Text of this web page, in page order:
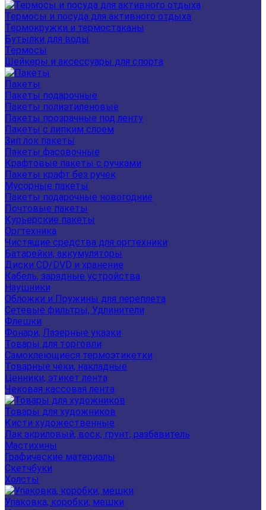
Термосы и посуда для активного отдыха
Термокружки и термостаканы
Бутылки для воды
Термосы
Шейкеры и аксессуары для спорта
Пакеты
Пакеты подарочные
Пакеты полиэтиленовые
Пакеты прозрачные под ленту
Пакеты с липким слоем
Зип лок пакеты
Пакеты фасовочные
Крафтовые пакеты с ручками
Пакеты крафт без ручек
Мусорные пакеты
Пакеты подарочные новогодние
Почтовые пакеты
Курьерские пакеты
Оргтехника
Чистящие средства для оргтехники
Батарейки, аккумуляторы
Диски CD/DVD и хранение
Кабель, зарядные устройства
Наушники
Обложки и Пружины для переплета
Сетевые фильтры, Удлинители
Флешки
Фонари, Лазерные указки
Товары для торговли
Самоклеющиеся термоэтикетки
Товарные чеки, накладные
Ценники, этикет лента
Чековая кассовая лента
Товары для художников
Кисти художественные
Лак акриловый, воск, грунт, разбавитель
Мастихины
Графические материалы
Скетчбуки
Холсты
Упаковка, коробки, мешки